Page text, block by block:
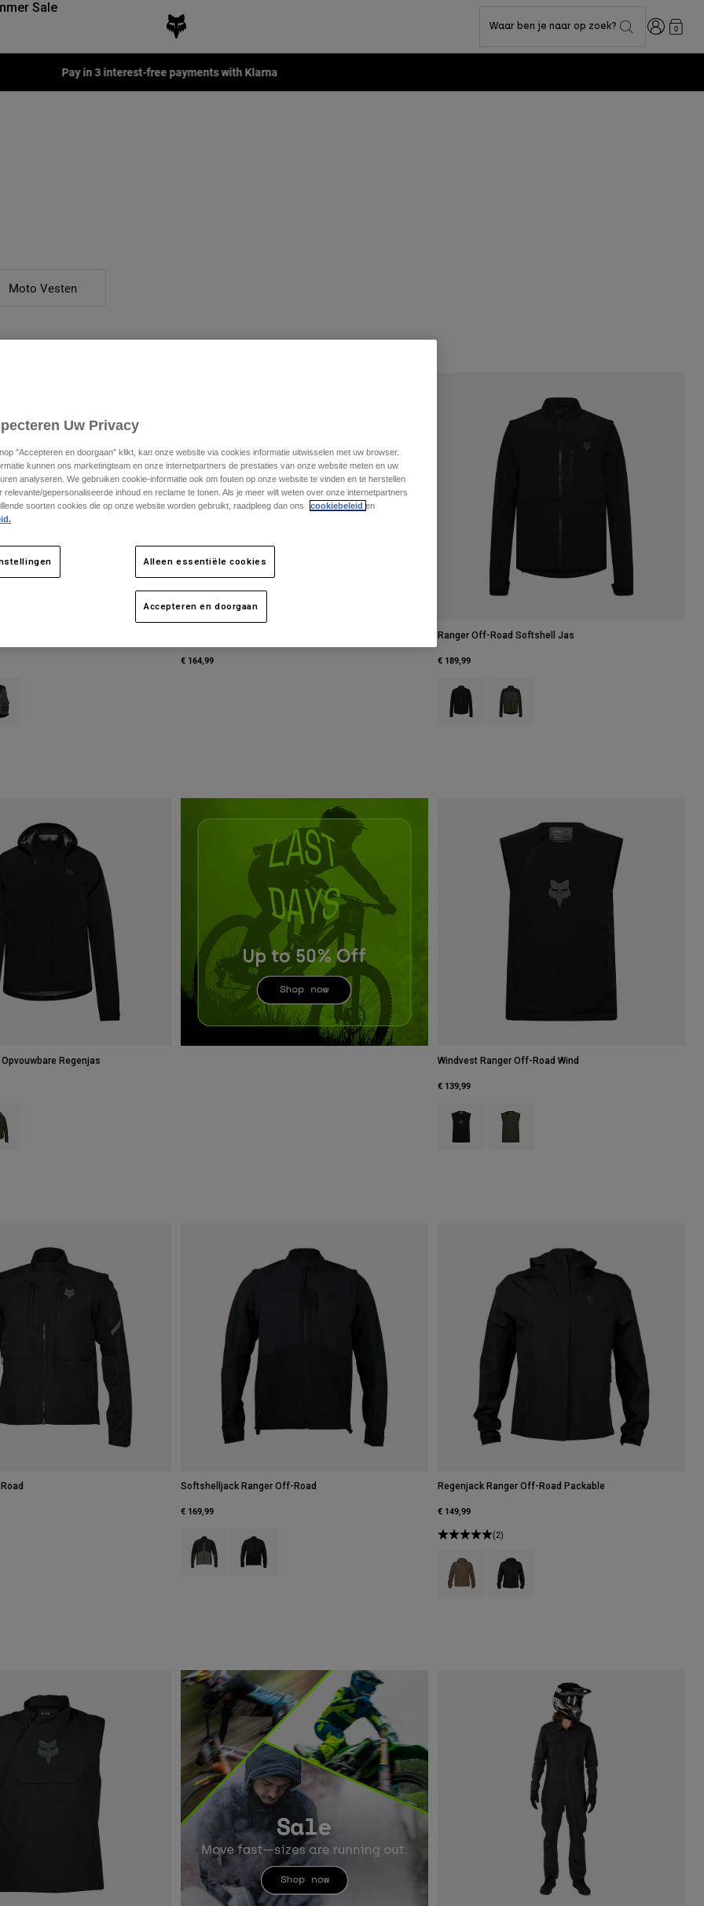
Sale
Waar ben je naar op zoek? Inloggen
0
Fox LAB Capsule Collection -Shop now
Moto Vesten
of Zwart.
swatch type of Tinnen Grijs.
€ 164,99
Ranger Off-Road Softshell Jas
€ 189,99
Product swatch type of Zwart.
Product swatch type of Ivy groen.
Regenjas
of Zwart.
swatch type of Ivy groen.
Windvest Ranger Off-Road Wind
€ 139,99
Product swatch type of Zwart.
Product swatch type of Ivy groen.
Softshelljack Ranger Off-Road
€ 169,99
Product swatch type of As.
Product swatch type of Zwart.
Regenjack Ranger Off-Road Packable
€ 149,99
(2)
Product swatch type of As.
Product swatch type of Zwart.
Uw Privacy
"Accepteren en doorgaan" klikt, kan onze website via cookies informatie uitwisselen met uw browser.
kunnen ons marketingteam en onze internetpartners de prestaties van onze website meten en uw
analyseren. We gebruiken cookie-informatie ook om fouten op onze website te vinden en te herstellen
relevante/gepersonaliseerde inhoud en reclame te tonen. Als je meer wilt weten over onze internetpartners
soorten cookies die op onze website worden gebruikt, raadpleeg dan ons
cookiebeleid en
Alleen essentiële cookies
Accepteren en doorgaan